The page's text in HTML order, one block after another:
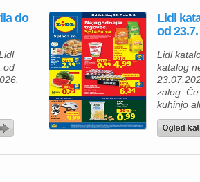
Lidl
[…]
do
od
Lidl
od 23.7.
Lidl
katalog
zalog. Če
kuhinjo
izdelki,
odlična